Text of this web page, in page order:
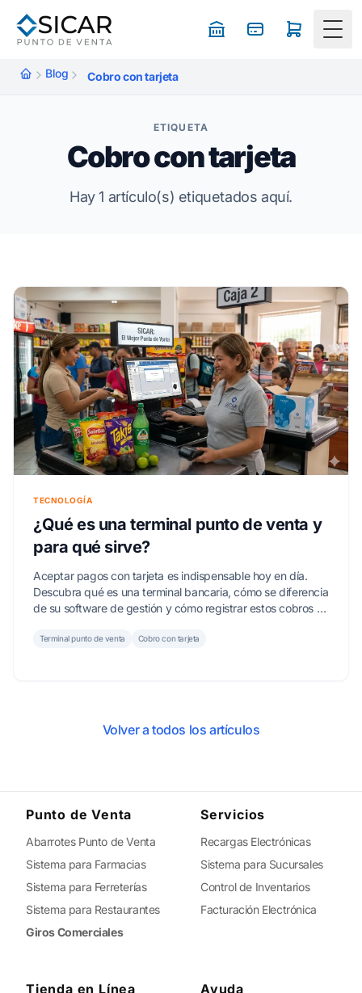
Blog Cobro con tarjeta
ETIQUETA
Cobro con tarjeta
Hay 1 artículo(s) etiquetados aquí.
TECNOLOGÍA
¿Qué es una terminal punto de venta y
para qué sirve?
Aceptar pagos con tarjeta es indispensable hoy en día.
Descubra qué es una terminal bancaria, cómo se diferencia
de su software de gestión y cómo registrar estos cobros en
Terminal punto de venta Cobro con tarjeta
Volver a todos los artículos
Punto de Venta
Abarrotes Punto de Venta
Sistema para Farmacias
Sistema para Ferreterías
Sistema para Restaurantes
Giros Comerciales
Servicios
Recargas Electrónicas
Sistema para Sucursales
Control de Inventarios
Facturación Electrónica
Tienda en Línea Ayuda